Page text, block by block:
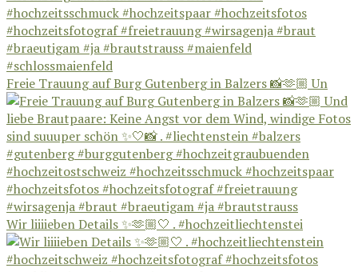
Freie Trauung auf Burg Gutenberg in Balzers 📸🫶🏼 Un
Wir liiiieben Details ✨🫶🏼🤍 . #hochzeitliechtenstei